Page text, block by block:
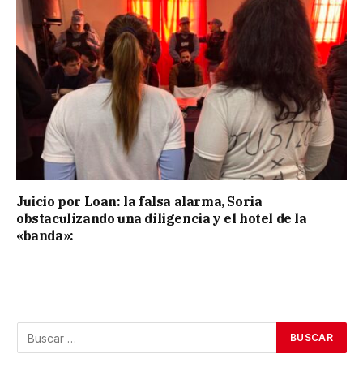
Juicio por Loan: la falsa alarma, Soria
obstaculizando una diligencia y el hotel de la
«banda»: